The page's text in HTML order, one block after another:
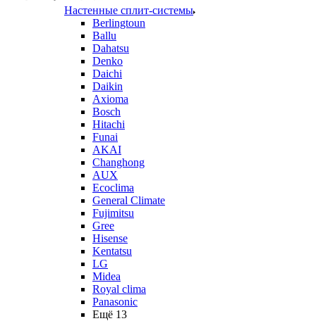
Настенные сплит-системы
Berlingtoun
Ballu
Dahatsu
Denko
Daichi
Daikin
Axioma
Bosch
Hitachi
Funai
AKAI
Changhong
AUX
Ecoclima
General Climate
Fujimitsu
Gree
Hisense
Kentatsu
LG
Midea
Royal clima
Panasonic
Ещё 13